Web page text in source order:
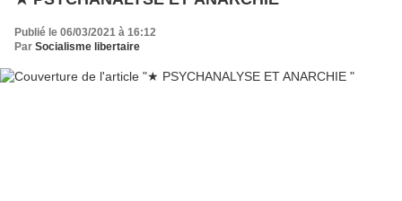
Publié le 06/03/2021 à 16:12
Par Socialisme libertaire